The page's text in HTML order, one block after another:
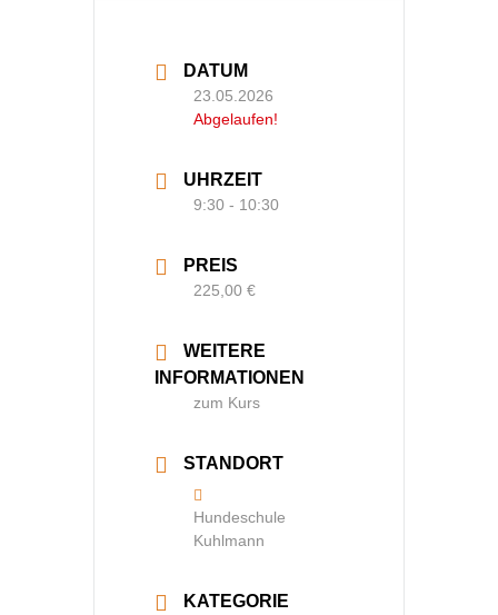
DATUM
23.05.2026
Abgelaufen!
UHRZEIT
9:30 - 10:30
PREIS
225,00 €
WEITERE
INFORMATIONEN
zum Kurs
STANDORT
Hundeschule
Kuhlmann
KATEGORIE